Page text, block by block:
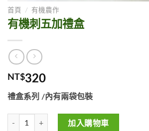
首頁 / 有機農作
有機刺五加禮盒
NT$320
禮盒系列 /內有兩袋包裝
有機刺五加禮盒 數量
加入購物車